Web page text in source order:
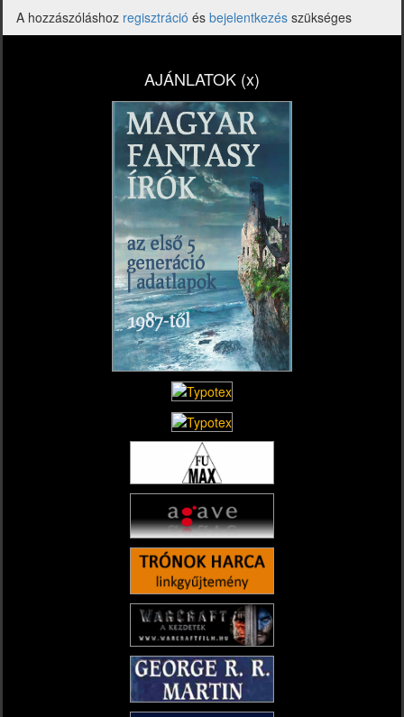
A hozzászóláshoz regisztráció és bejelentkezés szükséges
AJÁNLATOK (x)